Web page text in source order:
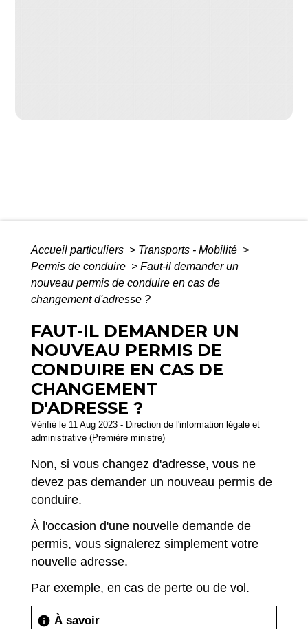
Accueil particuliers > Transports - Mobilité >
Permis de conduire > Faut-il demander un
nouveau permis de conduire en cas de
changement d'adresse ?
FAUT-IL DEMANDER UN
NOUVEAU PERMIS DE
CONDUIRE EN CAS DE
CHANGEMENT
D'ADRESSE ?
Vérifié le 11 Aug 2023 - Direction de l'information légale et
administrative (Première ministre)
Non, si vous changez d'adresse, vous ne
devez pas demander un nouveau permis de
conduire.
À l'occasion d'une nouvelle demande de
permis, vous signalerez simplement votre
nouvelle adresse.
Par exemple, en cas de perte ou de vol .
info À savoir